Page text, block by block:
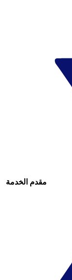
مقدم الخدمة